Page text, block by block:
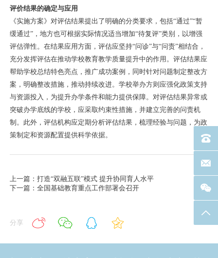
评价结果的确定与应用
《实施方案》对评估结果提出了明确的分类要求，包括“通过”“暂
缓通过”，地方也可根据实际情况适当增加“待复评”类别，以增强
评估弹性。在结果应用方面，评估应坚持“问诊”与“问责”相结合，
充分发挥评估在推动学校教育教学质量提升中的作用。评估结果应
帮助学校总结特色亮点，推广成功案例，同时针对问题制定整改方
案，明确整改措施，推动持续改进。学校举办方则应强化政策支持
与资源投入，为提升办学条件和能力提供保障。对评估结果异常或
突破办学底线的学校，应采取约束性措施，并建立完善的问责机
制。此外，评估机构应定期分析评估结果，梳理经验与问题，为政
策制定和资源配置提供科学依据。
上一篇：打造“双融五联”模式 提升协同育人水平
下一篇：全国基础教育重点工作部署会召开
分享
电话
联系
返回